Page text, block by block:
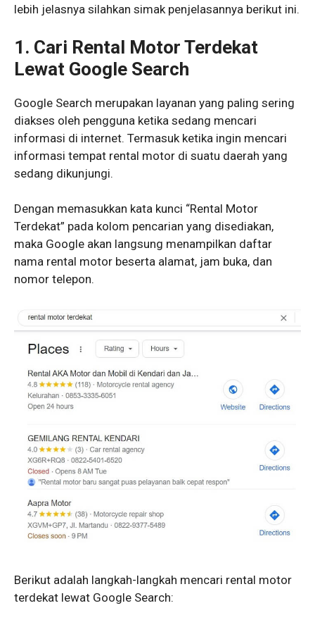
lebih jelasnya silahkan simak penjelasannya berikut ini.
1. Cari Rental Motor Terdekat
Lewat Google Search
Google Search merupakan layanan yang paling sering
diakses oleh pengguna ketika sedang mencari
informasi di internet. Termasuk ketika ingin mencari
informasi tempat rental motor di suatu daerah yang
sedang dikunjungi.
Dengan memasukkan kata kunci “Rental Motor
Terdekat” pada kolom pencarian yang disediakan,
maka Google akan langsung menampilkan daftar
nama rental motor beserta alamat, jam buka, dan
nomor telepon.
Berikut adalah langkah-langkah mencari rental motor
terdekat lewat Google Search: